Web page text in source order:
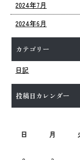
2024年7月
2024年6月
カテゴリー
日記
投稿日カレンダー
日
月